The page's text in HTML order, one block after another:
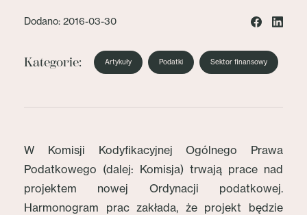
Dodano: 2016-03-30
Kategorie: Artykuły Podatki Sektor finansowy
W Komisji Kodyfikacyjnej Ogólnego Prawa
Podatkowego (dalej: Komisja) trwają prace nad
projektem nowej Ordynacji podatkowej.
Harmonogram prac zakłada, że projekt będzie